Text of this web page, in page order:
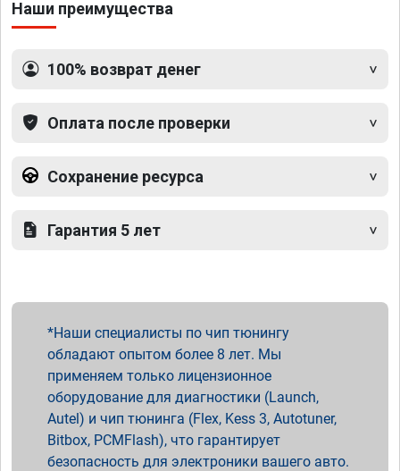
Наши преимущества
100% возврат денег
Оплата после проверки
Сохранение ресурса
Гарантия 5 лет
Наши специалисты по чип тюнингу
обладают опытом более 8 лет. Мы
применяем только лицензионное
оборудование для диагностики (Launch,
Autel) и чип тюнинга (Flex, Kess 3, Autotuner,
Bitbox, PCMFlash), что гарантирует
безопасность для электроники вашего авто.